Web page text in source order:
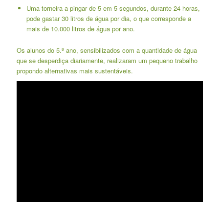
Uma torneira a pingar de 5 em 5 segundos, durante 24 horas,
pode gastar 30 litros de água por dia, o que corresponde a
mais de 10.000 litros de água por ano.
Os alunos do 5.º ano, sensibilizados com a quantidade de água
que se desperdiça diariamente, realizaram um pequeno trabalho
propondo alternativas mais sustentáveis.